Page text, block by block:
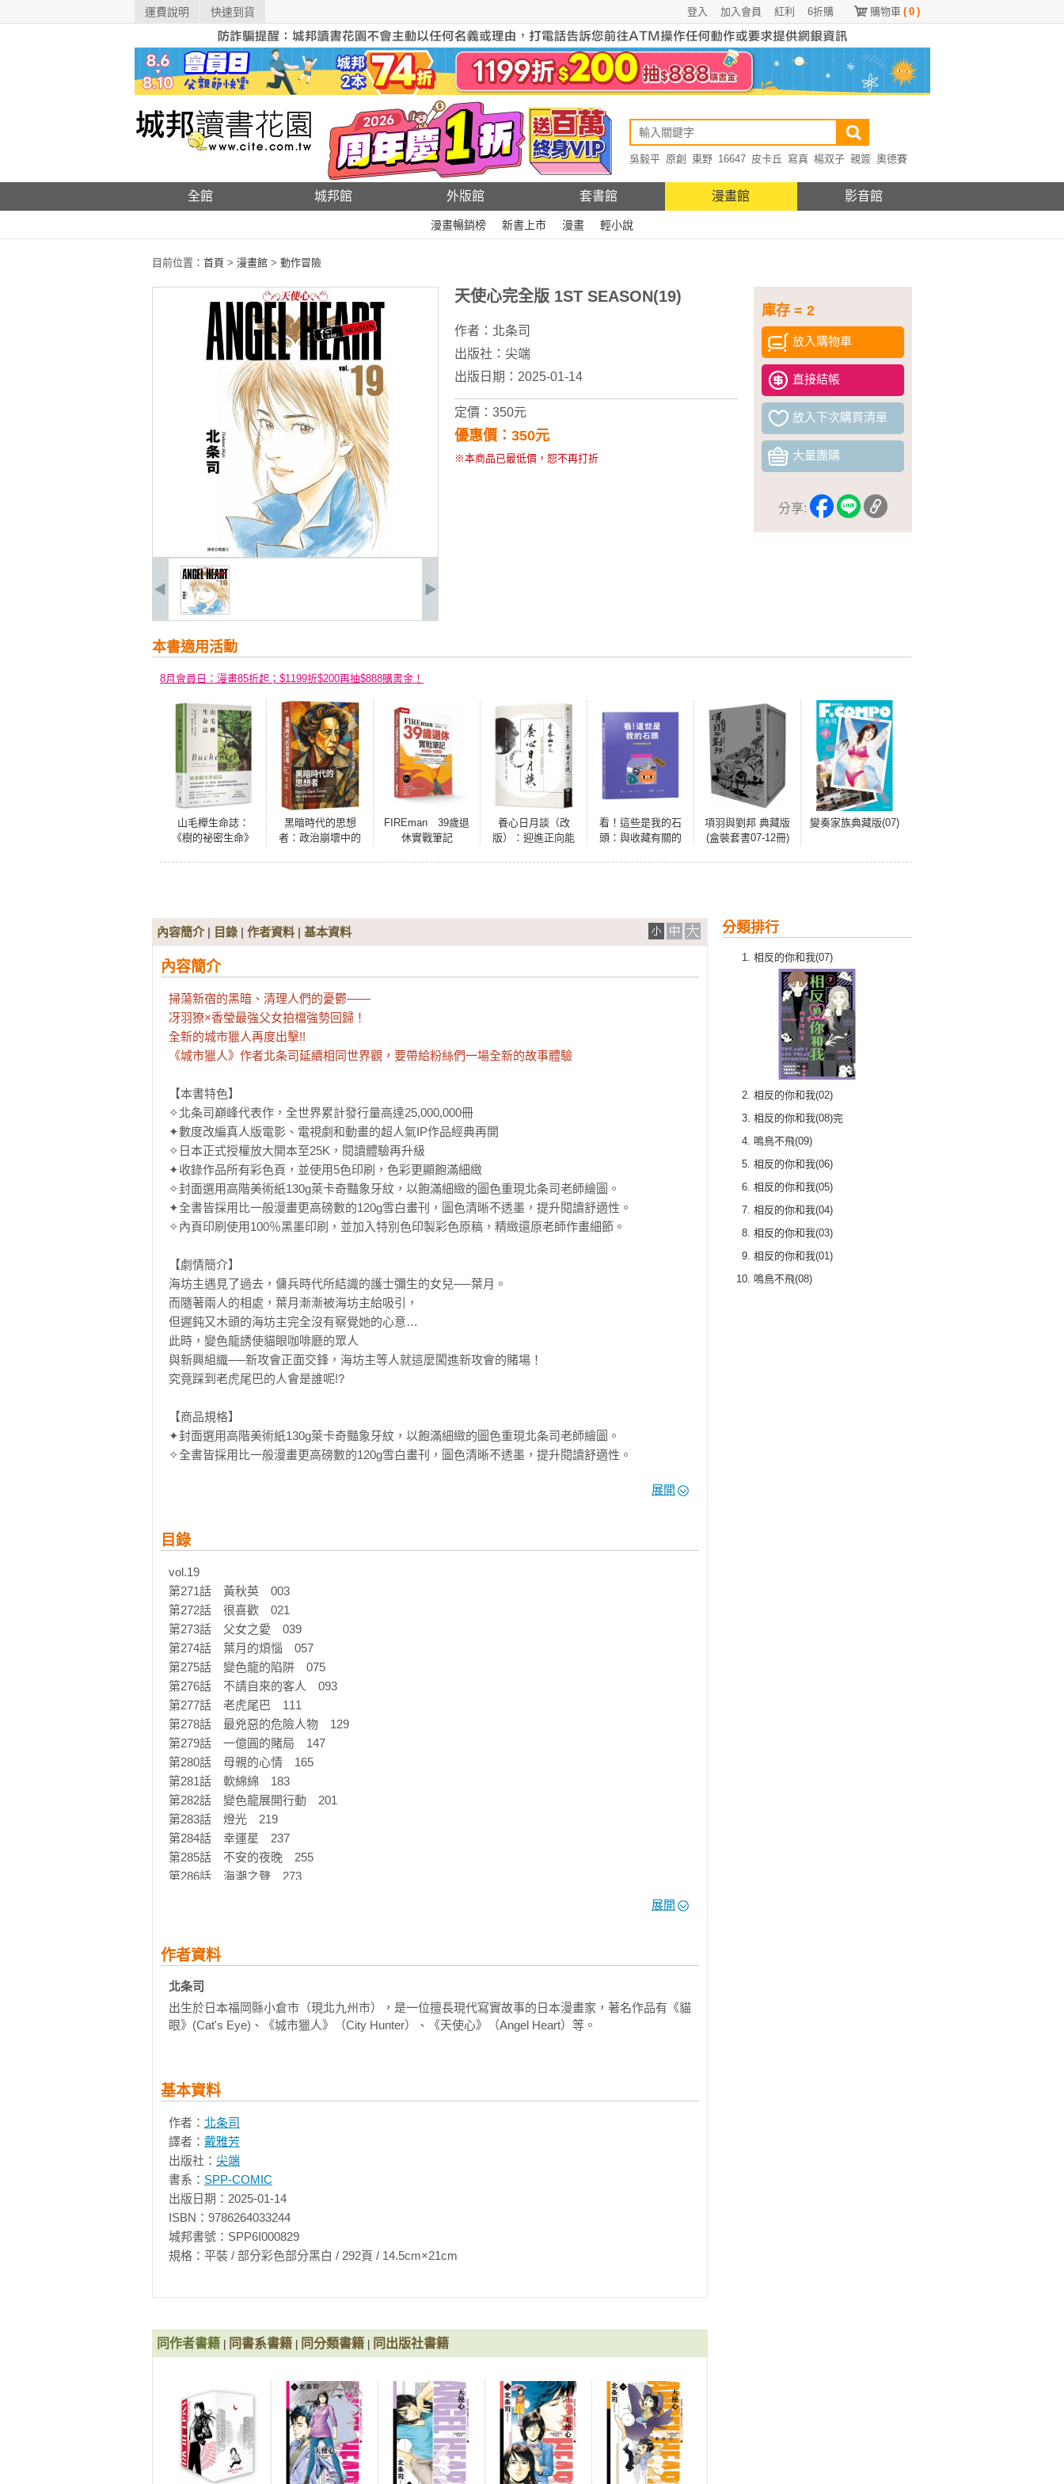
運費說明 快速到貨 購物車 ( 0 )
6折購
紅利
加入會員
登入
吳毅平 原創 東野 16647 皮卡丘 寫真 楊双子 親簽 奧德賽
全館 城邦館 外版館 套書館 漫畫館 影音館
漫畫暢銷榜 新書上市 漫畫 輕小說
目前位置： 首頁 > 漫畫館 > 動作冒險
庫存 = 2
放入購物車
直接結帳
放入下次購買清單
大量團購
分享:
天使心完全版 1ST SEASON(19)
作者： 北条司
出版社： 尖端
出版日期：2025-01-14
定價：350元
優惠價：350元
※本商品已最低價，恕不再打折
本書適用活動
8月會員日：漫畫85折起；$1199折$200再抽$888購書金！
山毛櫸生命誌：
《樹的祕密生命》
黑暗時代的思想
者：政治崩壞中的
FIREman 39歲退
休實戰筆記
養心日月談（改
版）：迎進正向能
看！這些是我的石
頭：與收藏有關的
項羽與劉邦 典藏版
(盒裝套書07-12冊)
變奏家族典藏版(07)
分類排行
相反的你和我(07)
相反的你和我(02)
相反的你和我(08)完
鳴鳥不飛(09)
相反的你和我(06)
相反的你和我(05)
相反的你和我(04)
相反的你和我(03)
相反的你和我(01)
鳴鳥不飛(08)
內容簡介| 目錄 | 作者資料 | 基本資料
內容簡介
掃蕩新宿的黑暗、清理人們的憂鬱——
冴羽獠×香瑩最強父女拍檔強勢回歸！
全新的城市獵人再度出擊!!
《城市獵人》作者北条司延續相同世界觀，要帶給粉絲們一場全新的故事體驗
【本書特色】
✧北条司巔峰代表作，全世界累計發行量高達25,000,000冊
✦數度改編真人版電影、電視劇和動畫的超人氣IP作品經典再開
✧日本正式授權放大開本至25K，閱讀體驗再升級
✦收錄作品所有彩色頁，並使用5色印刷，色彩更顯飽滿細緻
✧封面選用高階美術紙130g萊卡奇豔象牙紋，以飽滿細緻的圖色重現北条司老師繪圖。
✦全書皆採用比一般漫畫更高磅數的120g雪白畫刊，圖色清晰不透墨，提升閱讀舒適性。
✧內頁印刷使用100％黑墨印刷，並加入特別色印製彩色原稿，精緻還原老師作畫細節。
【劇情簡介】
海坊主遇見了過去，傭兵時代所結識的護士彌生的女兒──葉月。
而隨著兩人的相處，葉月漸漸被海坊主給吸引，
但遲鈍又木頭的海坊主完全沒有察覺她的心意…
此時，變色龍誘使貓眼咖啡廳的眾人
與新興組織──新攻會正面交鋒，海坊主等人就這麼闖進新攻會的賭場！
究竟踩到老虎尾巴的人會是誰呢!?
【商品規格】
✦封面選用高階美術紙130g萊卡奇豔象牙紋，以飽滿細緻的圖色重現北条司老師繪圖。
✧全書皆採用比一般漫畫更高磅數的120g雪白畫刊，圖色清晰不透墨，提升閱讀舒適性。
展開
目錄
vol.19
第271話　黃秋英　003
第272話　很喜歡　021
第273話　父女之愛　039
第274話　葉月的煩惱　057
第275話　變色龍的陷阱　075
第276話　不請自來的客人　093
第277話　老虎尾巴　111
第278話　最兇惡的危險人物　129
第279話　一億圓的賭局　147
第280話　母親的心情　165
第281話　軟綿綿　183
第282話　變色龍展開行動　201
第283話　燈光　219
第284話　幸運星　237
第285話　不安的夜晚　255
第286話　海潮之聲　273
展開
作者資料
北条司
出生於日本福岡縣小倉市（現北九州市），是一位擅長現代寫實故事的日本漫畫家，著名作品有《貓
眼》(Cat's Eye)、《城市獵人》（City Hunter）、《天使心》（Angel Heart）等。
基本資料
作者： 北条司
譯者： 戴雅芳
出版社： 尖端
書系： SPP-COMIC
出版日期：2025-01-14
ISBN：9786264033244
城邦書號：SPP6I000829
規格：平裝 / 部分彩色部分黑白 / 292頁 / 14.5cm×21cm
同作者書籍 同書系書籍 同分類書籍 同出版社書籍